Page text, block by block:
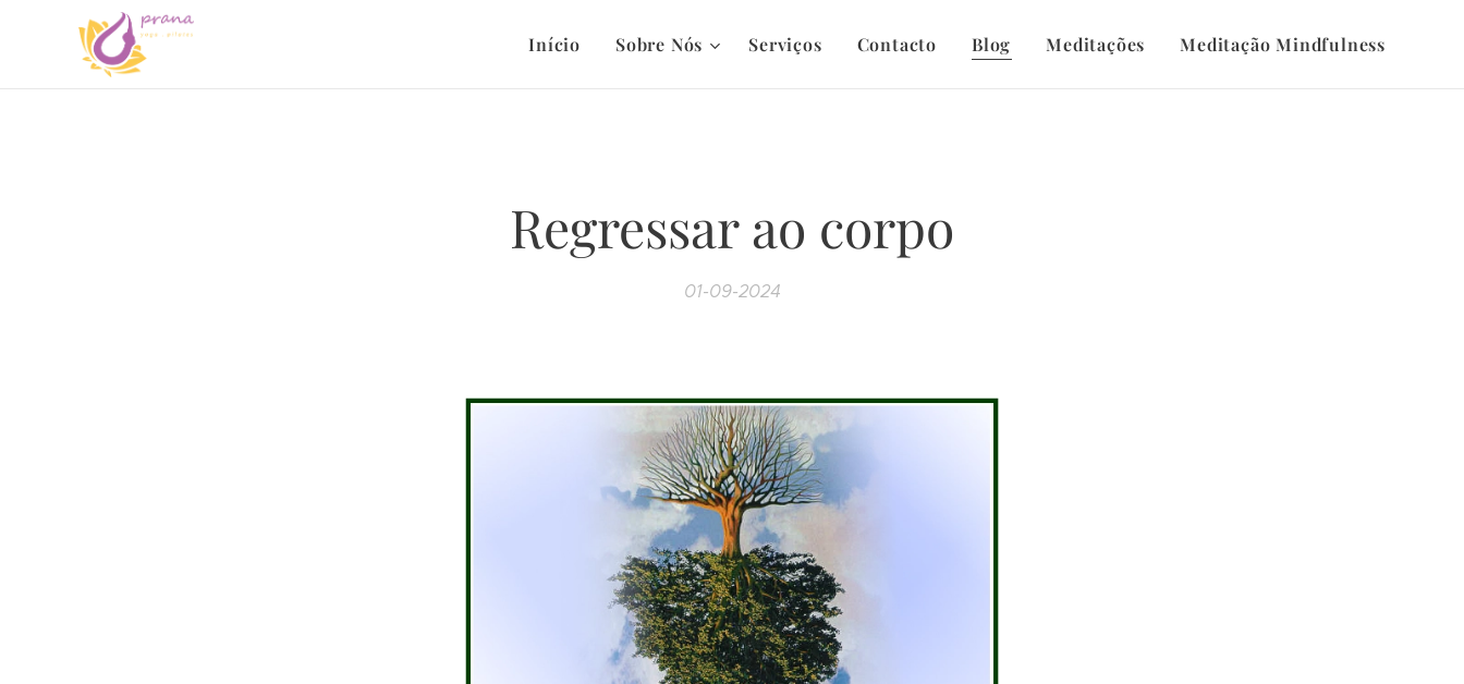
Início Sobre Nós Serviços Contacto Blog Meditações Meditação Mindfulness
Regressar ao corpo
01-09-2024